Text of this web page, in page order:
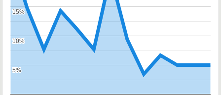
5%
5%
10%
10%
15%
15%